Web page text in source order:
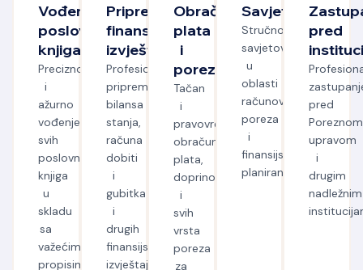
Vođenje
poslovnih
knjiga
Precizno
i
ažurno
vođenje
svih
poslovnih
knjiga
u
skladu
sa
važećim
propisima
Priprema
finansijskih
izvještaja
Profesionalna
priprema
bilansa
stanja,
računa
dobiti
i
gubitka
i
drugih
finansijskih
izvještaja.
Obračun
plata
i
poreza
Tačan
i
pravovremeni
obračun
plata,
doprinosa
i
svih
vrsta
poreza
za
Savjetovanje
Stručno
savjetovanje
u
oblasti
računovodstva,
poreza
i
finansijskog
planiranja.
pred
pred
Poreznom
upravom
i
drugim
nadležnim